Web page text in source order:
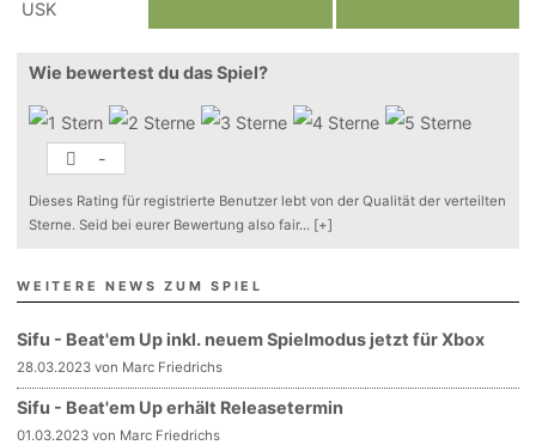
Wie bewertest du das Spiel?
-
Dieses Rating für registrierte Benutzer lebt von der Qualität der verteilten
Sterne. Seid bei eurer Bewertung also fair... [+]
WEITERE NEWS ZUM SPIEL
Sifu - Beat'em Up inkl. neuem Spielmodus jetzt für Xbox
28.03.2023 von Marc Friedrichs
Sifu - Beat'em Up erhält Releasetermin
01.03.2023 von Marc Friedrichs